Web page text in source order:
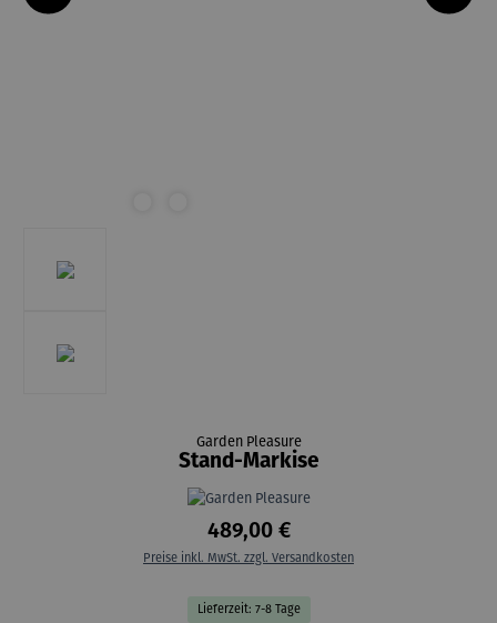
Garden Pleasure
Stand-Markise
489,00 €
Preise inkl. MwSt. zzgl. Versandkosten
Lieferzeit: 7-8 Tage